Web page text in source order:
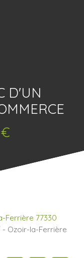
D'UN
€
Ferrière 77330
Ozoir-la-Ferrière